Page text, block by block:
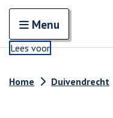
Open en sluit het
Menu
Lees voor
Home Duivendrecht